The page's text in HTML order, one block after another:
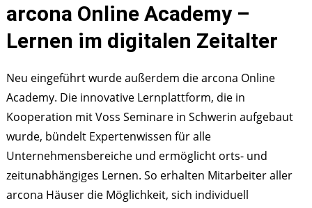
arcona Online Academy –
Lernen im digitalen Zeitalter
Neu eingeführt wurde außerdem die arcona Online
Academy. Die innovative Lernplattform, die in
Kooperation mit Voss Seminare in Schwerin aufgebaut
wurde, bündelt Expertenwissen für alle
Unternehmensbereiche und ermöglicht orts- und
zeitunabhängiges Lernen. So erhalten Mitarbeiter aller
arcona Häuser die Möglichkeit, sich individuell